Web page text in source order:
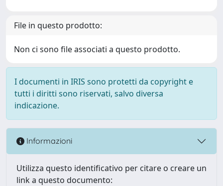
File in questo prodotto:
Non ci sono file associati a questo prodotto.
I documenti in IRIS sono protetti da copyright e
tutti i diritti sono riservati, salvo diversa
indicazione.
Informazioni
Utilizza questo identificativo per citare o creare un
link a questo documento: